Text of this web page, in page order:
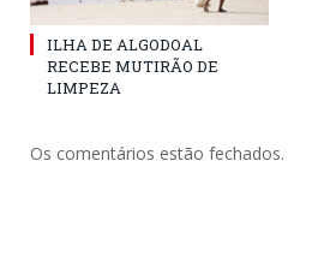
ILHA DE ALGODOAL
RECEBE MUTIRÃO DE
LIMPEZA
Os comentários estão fechados.